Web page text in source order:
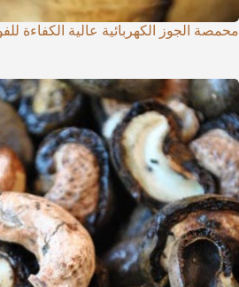
محمصة الجوز الكهربائية عالية الكفاءة